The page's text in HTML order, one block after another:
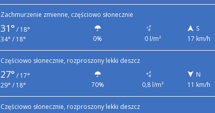
Zachmurzenie zmienne, częściowo słonecznie
31° / 18°
34° / 18°
0% 0 l/m²
S
17 km/h
Częściowo słonecznie, rozproszony lekki deszcz
27° / 17°
29° / 18°
70% 0,8 l/m²
N
11 km/h
Częściowo słonecznie, rozproszony lekki deszcz